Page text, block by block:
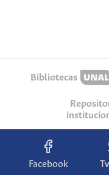
Bibliotecas
Facebook